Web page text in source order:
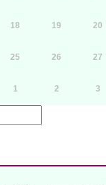
18 19 20
25 26 27
1 2 3